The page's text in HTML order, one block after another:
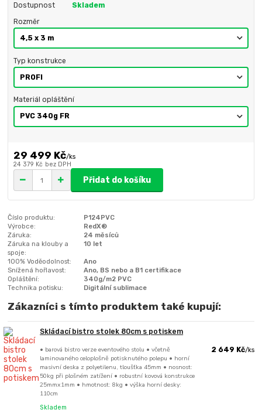
Dostupnost Skladem
Rozměr
Typ konstrukce
Materiál opláštění
29 499 Kč/ks
24 379 Kč bez DPH
Přidat do košíku
Číslo produktu:
P124PVC
Výrobce:
RedX®
Záruka:
24 měsíců
Záruka na klouby a
spoje:
10 let
100% Voděodolnost:
Ano
Snížená hořlavost:
Ano, BS nebo a B1 certifikace
Opláštění:
340g/m2 PVC
Technika potisku:
Digitální sublimace
Zákazníci s tímto produktem také kupují:
Skládací bistro stolek 80cm s potiskem
• barová bistro verze eventového stolu • včetně
laminovaného celoplošně potisknutého polepu • horní
masivní deska z polyetilenu, tloušťka 45mm • nosnost:
50kg při plošném zatížení • robustní kovová konstrukce
25mmx1mm • hmotnost: 8kg • výška horní desky:
110cm
2 649 Kč/ks
Skladem